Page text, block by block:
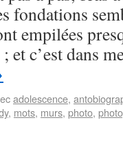
fondations
empilées
et c’est dans
adolescence,
, mots, murs, photo,